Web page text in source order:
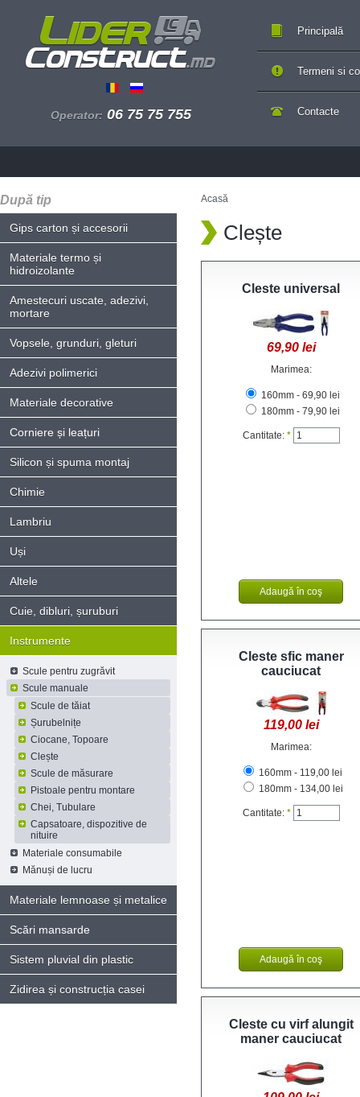
Operator: 06 75 75 755
Principală
Contacte
Termeni si
După tip
Gips carton și accesorii
Materiale termo și
hidroizolante
Amestecuri uscate, adezivi,
mortare
Vopsele, grunduri, gleturi
Adezivi polimerici
Materiale decorative
Corniere și leațuri
Silicon și spuma montaj
Chimie
Lambriu
Uși
Altele
Cuie, dibluri, șuruburi
Instrumente
Scule pentru zugrăvit
Scule manuale
Scule de tăiat
Șurubelnițe
Ciocane, Topoare
Clește
Scule de măsurare
Pistoale pentru montare
Chei, Tubulare
Capsatoare, dispozitive de
nituire
Materiale consumabile
Mănuși de lucru
Materiale lemnoase și metalice
Scări mansarde
Sistem pluvial din plastic
Zidirea și construcția casei
Acasă
Clește
Cleste universal
69,90 lei
Marimea:
160mm - 69,90 lei
180mm - 79,90 lei
Cantitate: *
Cleste sfic maner
cauciucat
119,00 lei
Marimea:
160mm - 119,00 lei
180mm - 134,00 lei
Cantitate: *
Cleste cu virf alungit
maner cauciucat